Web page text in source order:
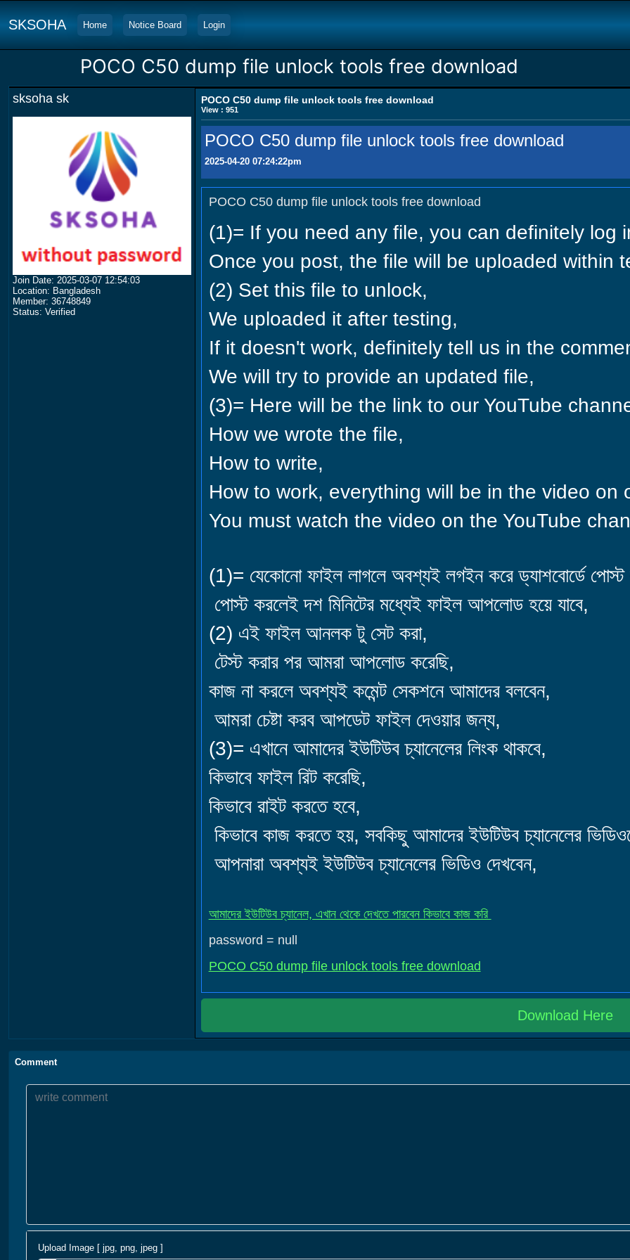
SKSOHA Home Notice Board Login
POCO C50 dump file unlock tools free download
sksoha sk
Join Date: 2025-03-07 12:54:03
Location: Bangladesh
Member: 36748849
Status: Verified
POCO C50 dump file unlock tools free download
View : 951
POCO C50 dump file unlock tools free download
2025-04-20 07:24:22pm
POCO C50 dump file unlock tools free download
(1)= If you need any file, you can definitely log
Once you post, the file will be uploaded within
(2) Set this file to unlock,
We uploaded it after testing,
If it doesn't work, definitely tell us in the
We will try to provide an updated file,
(3)= Here will be the link to our YouTube
How we wrote the file,
How to write,
How to work, everything will be in the video on
You must watch the video on the YouTube
(1)= যেকোনো ফাইল লাগলে অবশ্যই লগইন করে ড্যাশবোর্ডে পোস্ট
পোস্ট করলেই দশ মিনিটের মধ্যেই ফাইল আপলোড হয়ে যাবে,
(2) এই ফাইল আনলক টু সেট করা,
টেস্ট করার পর আমরা আপলোড করেছি,
কাজ না করলে অবশ্যই কমেন্ট সেকশনে আমাদের বলবেন,
আমরা চেষ্টা করব আপডেট ফাইল দেওয়ার জন্য,
(3)= এখানে আমাদের ইউটিউব চ্যানেলের লিংক থাকবে,
কিভাবে ফাইল রিট করেছি,
কিভাবে রাইট করতে হবে,
কিভাবে কাজ করতে হয়, সবকিছু আমাদের ইউটিউব চ্যানেলের
আপনারা অবশ্যই ইউটিউব চ্যানেলের ভিডিও দেখবেন,
আমাদের ইউটিউব চ্যানেল, এখান থেকে দেখতে পারবেন কিভাবে কাজ করি
password = null
POCO C50 dump file unlock tools free download
Download Here
Comment
Upload Image [ jpg, png, jpeg ]